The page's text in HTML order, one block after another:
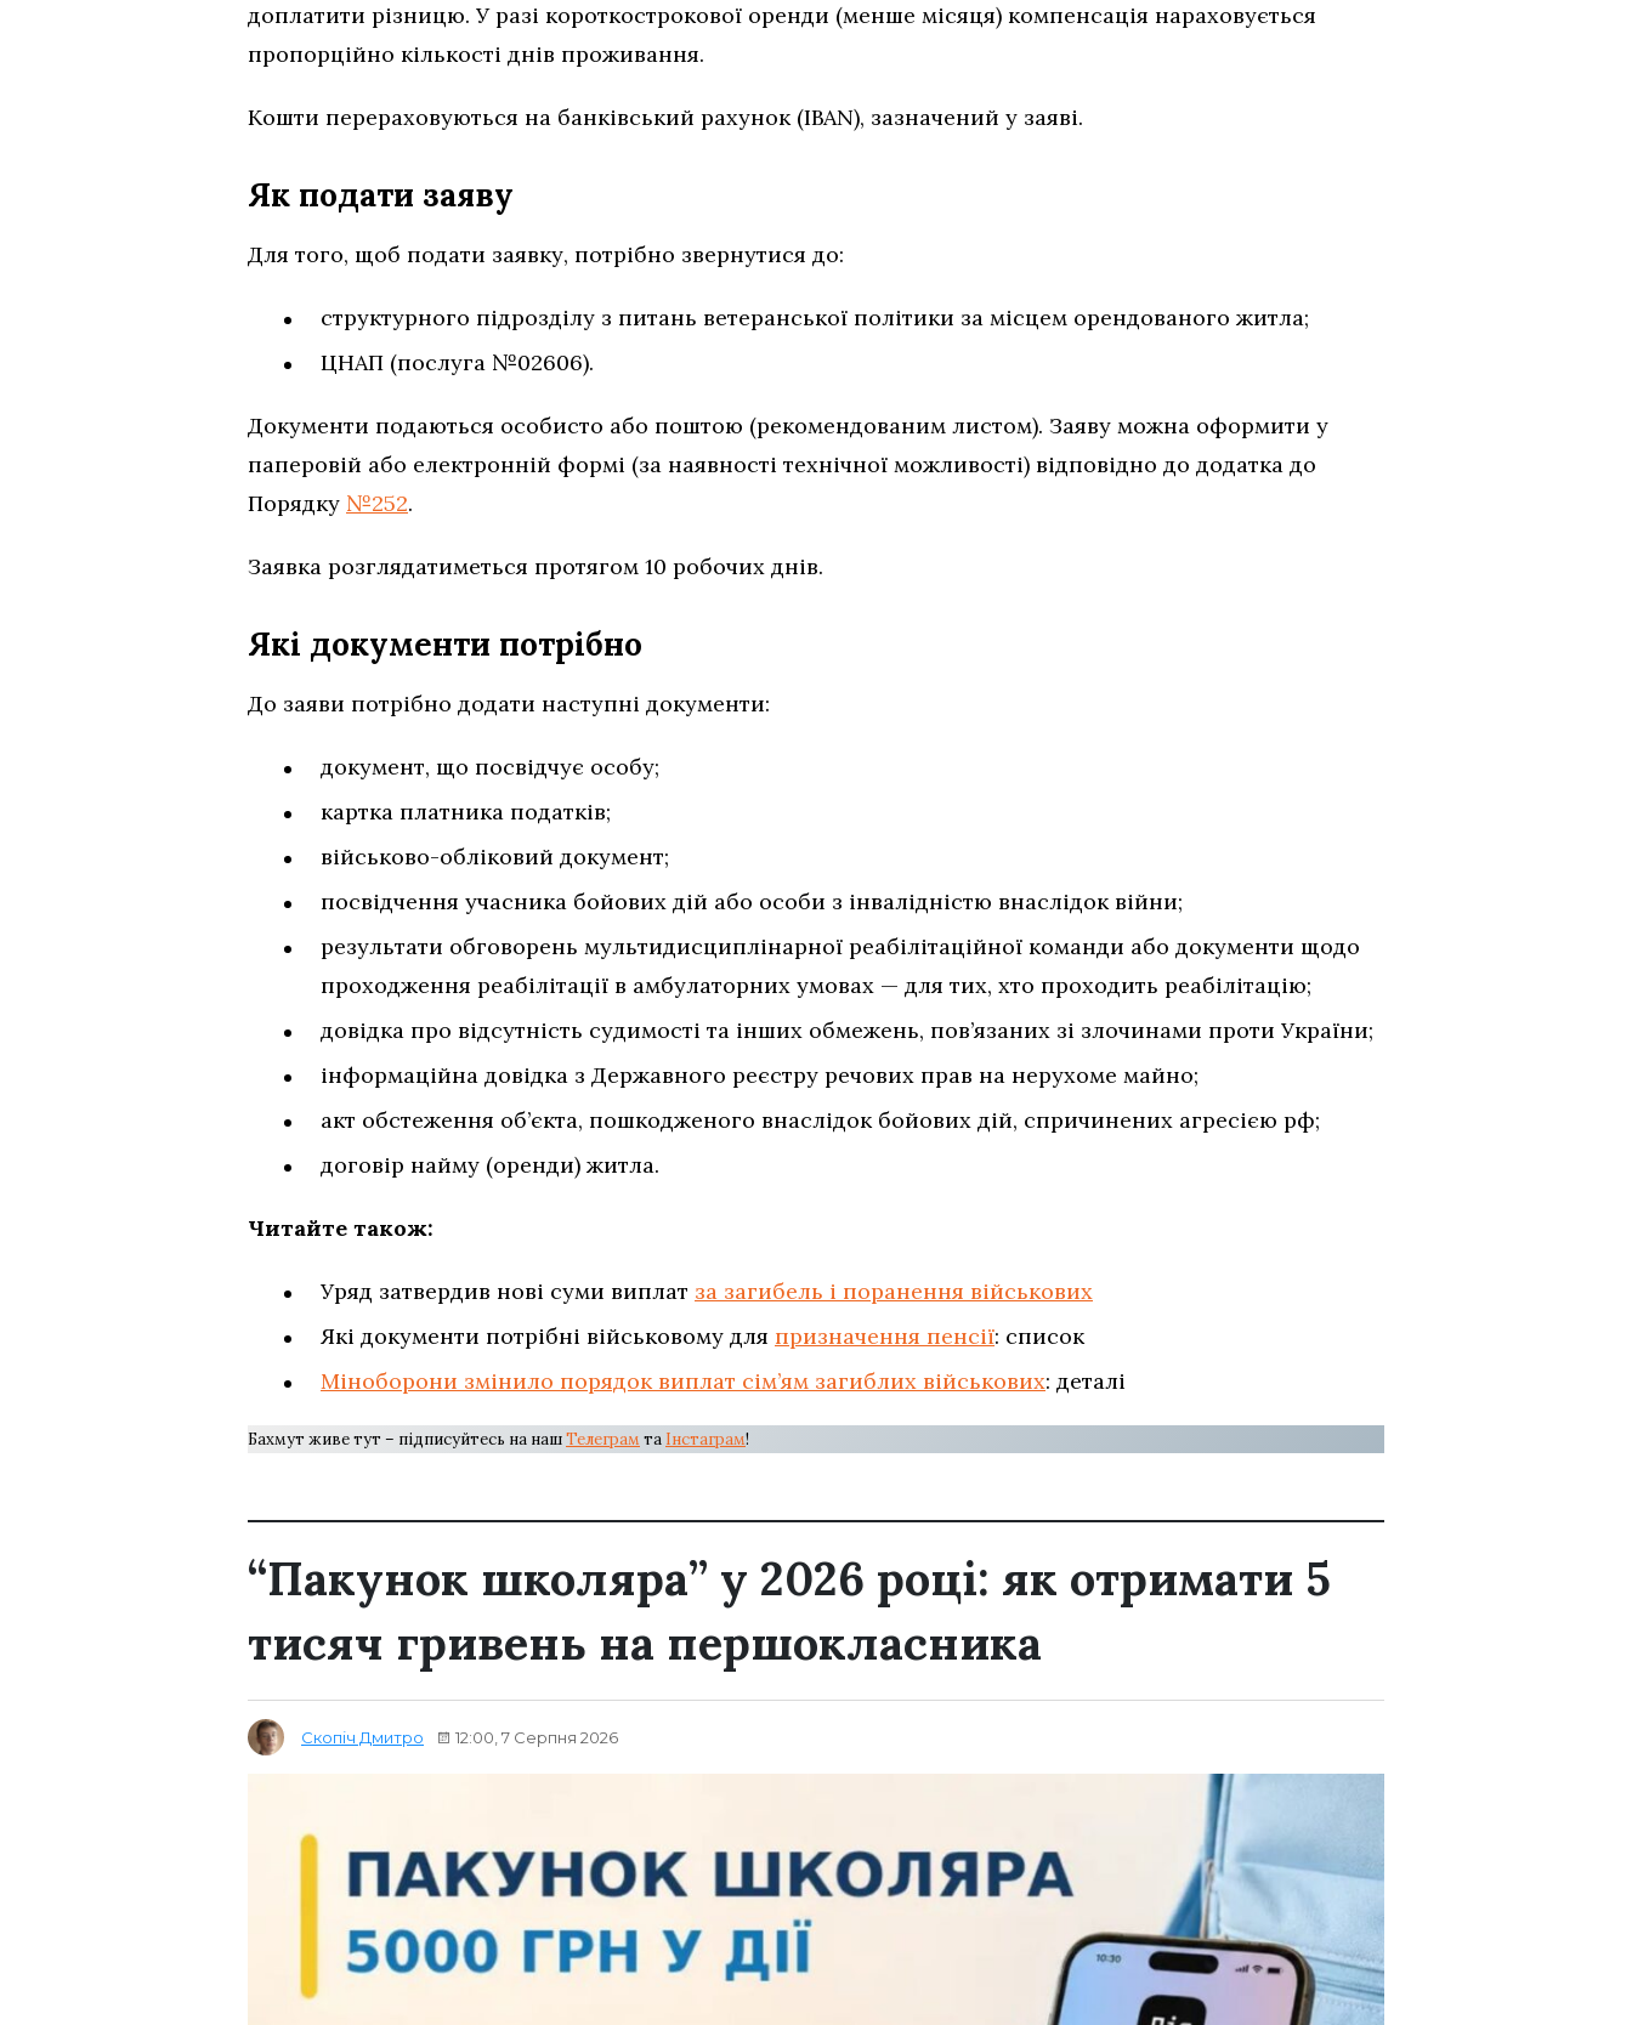
доплатити різницю. У разі короткострокової оренди (менше місяця) компенсація нараховується
пропорційно кількості днів проживання.
Кошти перераховуються на банківський рахунок (IBAN), зазначений у заяві.
Як подати заяву
Для того, щоб подати заявку, потрібно звернутися до:
структурного підрозділу з питань ветеранської політики за місцем орендованого житла;
ЦНАП (послуга №02606).
Документи подаються особисто або поштою (рекомендованим листом). Заяву можна оформити у
паперовій або електронній формі (за наявності технічної можливості) відповідно до додатка до
Порядку №252.
Заявка розглядатиметься протягом 10 робочих днів.
Які документи потрібно
До заяви потрібно додати наступні документи:
документ, що посвідчує особу;
картка платника податків;
військово-обліковий документ;
посвідчення учасника бойових дій або особи з інвалідністю внаслідок війни;
результати обговорень мультидисциплінарної реабілітаційної команди або документи щодо
проходження реабілітації в амбулаторних умовах — для тих, хто проходить реабілітацію;
довідка про відсутність судимості та інших обмежень, пов’язаних зі злочинами проти України;
інформаційна довідка з Державного реєстру речових прав на нерухоме майно;
акт обстеження об’єкта, пошкодженого внаслідок бойових дій, спричинених агресією рф;
договір найму (оренди) житла.
Читайте також:
Уряд затвердив нові суми виплат за загибель і поранення військових
Які документи потрібні військовому для призначення пенсії: список
Міноборони змінило порядок виплат сім’ям загиблих військових: деталі
Бахмут живе тут – підписуйтесь на нашТелеграм та Інстаграм!
“Пакунок школяра” у 2026 році: як отримати 5
тисяч гривень на першокласника
Скопіч Дмитро 12:00, 7 Серпня 2026